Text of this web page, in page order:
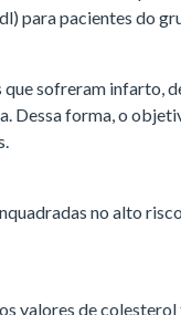
para pacientes do
que sofreram infarto,
Dessa forma, o
no alto
valores de